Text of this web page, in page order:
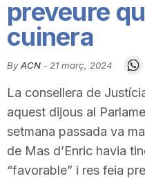
i
a
preveure
cuinera
By ACN - 21 març, 2024
La consellera de
aquest dijous al
setmana passada va
de Mas d’Enric havia
“favorable” i res feia